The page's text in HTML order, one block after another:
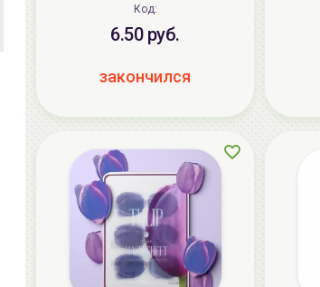
Код:
6.50 руб.
закончился